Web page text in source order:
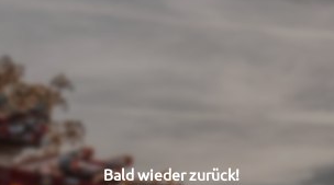
Bald wieder zurück!